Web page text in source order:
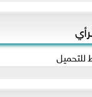
للتحميل